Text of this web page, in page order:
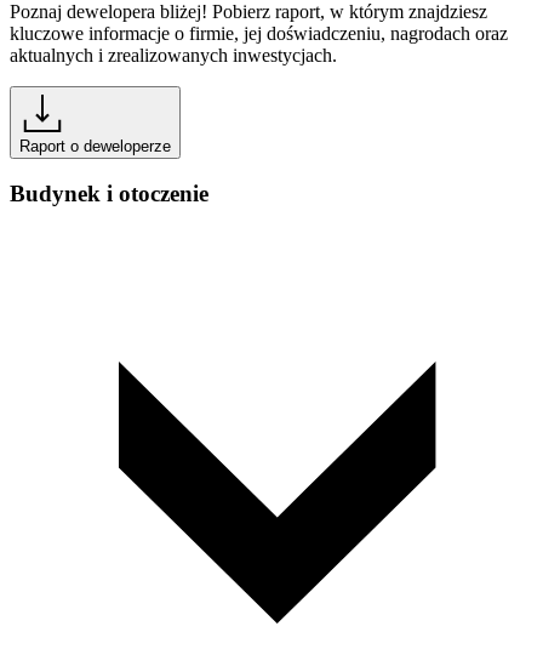
Poznaj dewelopera bliżej! Pobierz raport, w którym znajdziesz
kluczowe informacje o firmie, jej doświadczeniu, nagrodach oraz
aktualnych i zrealizowanych inwestycjach.
Raport o deweloperze
Budynek i otoczenie